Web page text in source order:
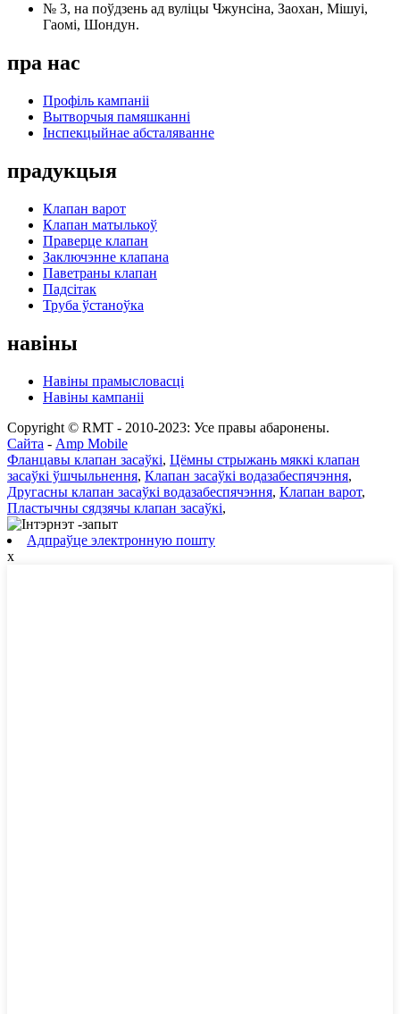
№ 3, на поўдзень ад вуліцы Чжунсіна, Заохан, Мішуі,
Гаомі, Шондун.
пра нас
Профіль кампаніі
Вытворчыя памяшканні
Інспекцыйнае абсталяванне
прадукцыя
Клапан варот
Клапан матылькоў
Праверце клапан
Заключэнне клапана
Паветраны клапан
Падсітак
Труба ўстаноўка
навіны
Навіны прамысловасці
Навіны кампаніі
Copyright © RMT - 2010-2023: Усе правы абаронены.
Сайта - Amp Mobile
Фланцавы клапан засаўкі, Цёмны стрыжань мяккі клапан
засаўкі ўшчыльнення, Клапан засаўкі водазабеспячэння,
Другасны клапан засаўкі водазабеспячэння, Клапан варот,
Пластычны сядзячы клапан засаўкі,
Адпраўце электронную пошту
x